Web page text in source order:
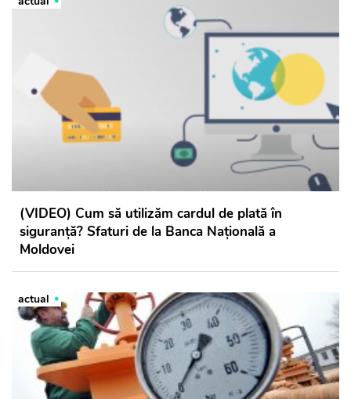
(VIDEO) Cum să utilizăm cardul de plată în
siguranță? Sfaturi de la Banca Națională a
Moldovei
actual